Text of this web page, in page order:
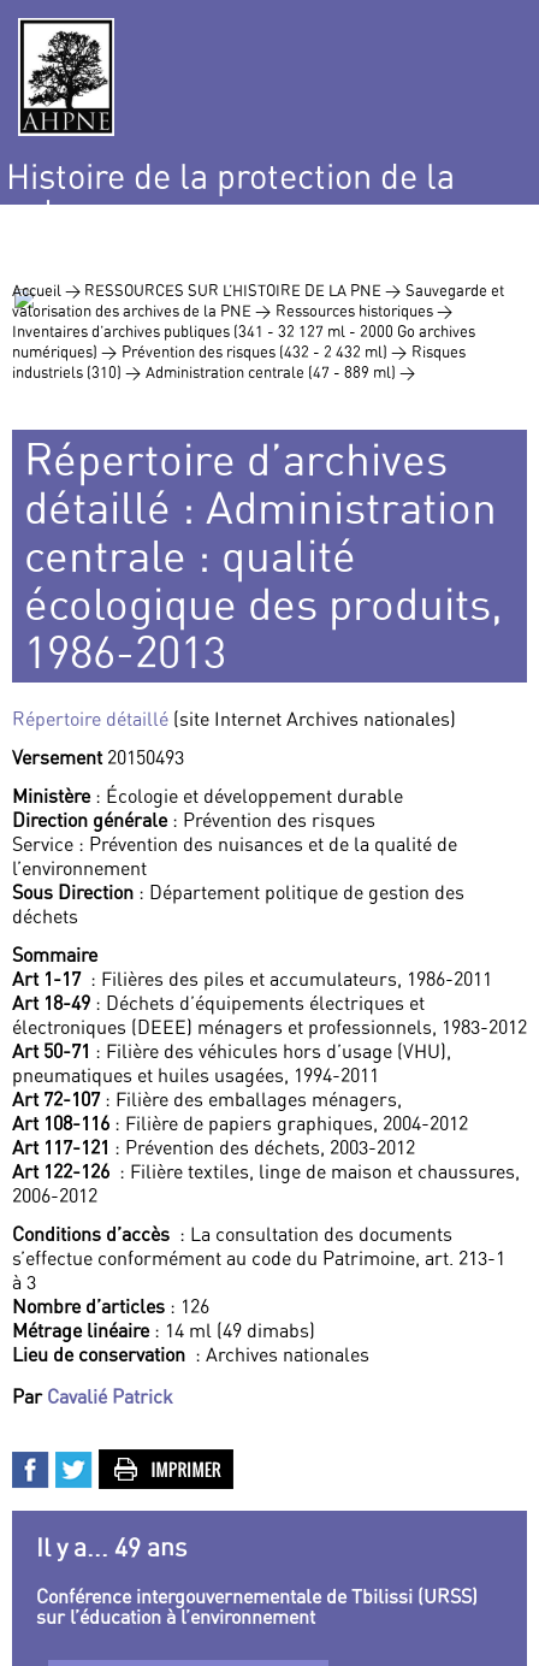
Histoire de la protection de la
nature
Accueil > RESSOURCES SUR L’HISTOIRE DE LA PNE > Sauvegarde et
valorisation des archives de la PNE > Ressources historiques >
Inventaires d’archives publiques (341 - 32 127 ml - 2000 Go archives
numériques) > Prévention des risques (432 - 2 432 ml) > Risques
industriels (310) > Administration centrale (47 - 889 ml) >
Répertoire d’archives
détaillé : Administration
centrale : qualité
écologique des produits,
1986-2013
Répertoire détaillé (site Internet Archives nationales)
Versement20150493
Ministère: Écologie et développement durable
Direction générale: Prévention des risques
Service : Prévention des nuisances et de la qualité de
l’environnement
Sous Direction : Département politique de gestion des
déchets
Sommaire
Art 1-17 : Filières des piles et accumulateurs, 1986-2011
Art 18-49 : Déchets d’équipements électriques et
électroniques (DEEE) ménagers et professionnels, 1983-2012
Art 50-71 : Filière des véhicules hors d’usage (VHU),
pneumatiques et huiles usagées, 1994-2011
Art 72-107: Filière des emballages ménagers,
Art 108-116 : Filière de papiers graphiques, 2004-2012
Art 117-121 : Prévention des déchets, 2003-2012
Art 122-126 : Filière textiles, linge de maison et chaussures,
2006-2012
Conditions d’accès : La consultation des documents
s’effectue conformément au code du Patrimoine, art. 213-1
à 3
Nombre d’articles : 126
Métrage linéaire: 14 ml (49 dimabs)
Lieu de conservation : Archives nationales
Par Cavalié Patrick
Il y a... 49 ans
Conférence intergouvernementale de Tbilissi (URSS)
sur l’éducation à l’environnement